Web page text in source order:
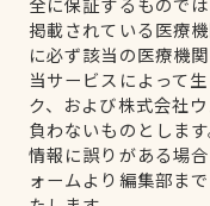
掲載されている医療
に必ず該当の医療機
当サービスによって
ク、および株式会社
負わないものとします
情報に誤りがある場
ォームより編集部ま